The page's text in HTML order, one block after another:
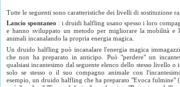
Tutte le seguenti sono caratteristiche dei livelli di sostituzione
Lancio spontaneo : i druidi halfling usano spesso i loro
e hanno sviluppato un metodo per migliorare la mobilità e
animali incanalando la propria energia magica.
Un druido halfling può incanalare l'energia magica
che non ha preparato in anticipo. Può "perdere" un
qualsiasi incantesimo dal seguente elenco dello stesso livello
solo se stesso o il suo compagno animale con
esempio, un druido halfling che ha preparato "Evoca fulmine"